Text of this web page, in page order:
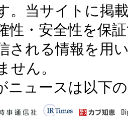
。当サイトに掲
性・安全性を保
される情報を用
せん。
ニュースは以下